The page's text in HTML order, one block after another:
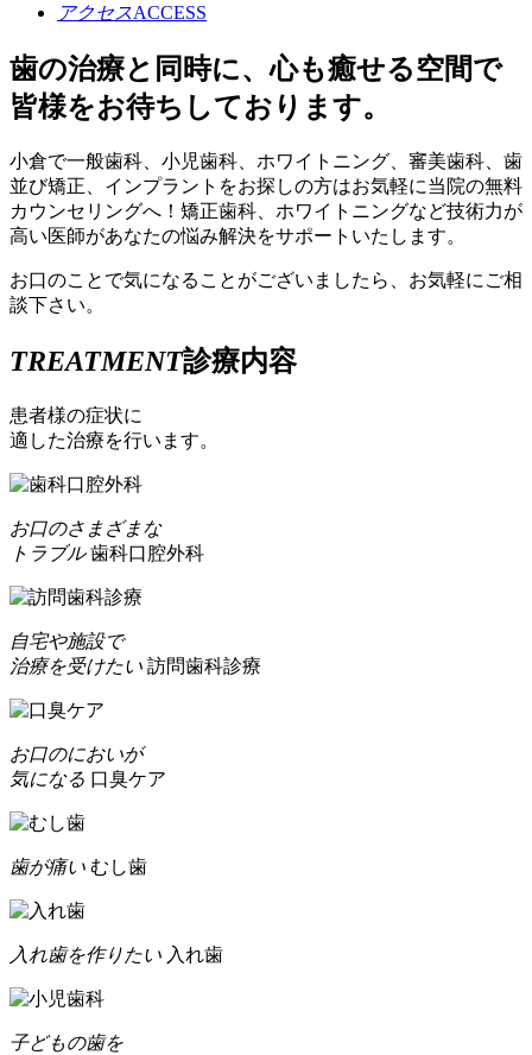
アクセスACCESS
歯の治療と同時に、心も癒せる空間で
皆様をお待ちしております。
小倉で一般歯科、小児歯科、ホワイトニング、審美歯科、歯
並び矯正、インプラントをお探しの方はお気軽に当院の無料
カウンセリングへ！矯正歯科、ホワイトニングなど技術力が
高い医師があなたの悩み解決をサポートいたします。
お口のことで気になることがございましたら、お気軽にご相
談下さい。
TREATMENT診療内容
患者様の症状に
適した治療を行います。
お口のさまざまな
トラブル 歯科口腔外科
自宅や施設で
治療を受けたい 訪問歯科診療
お口のにおいが
気になる 口臭ケア
歯が痛い むし歯
入れ歯を作りたい 入れ歯
子どもの歯を